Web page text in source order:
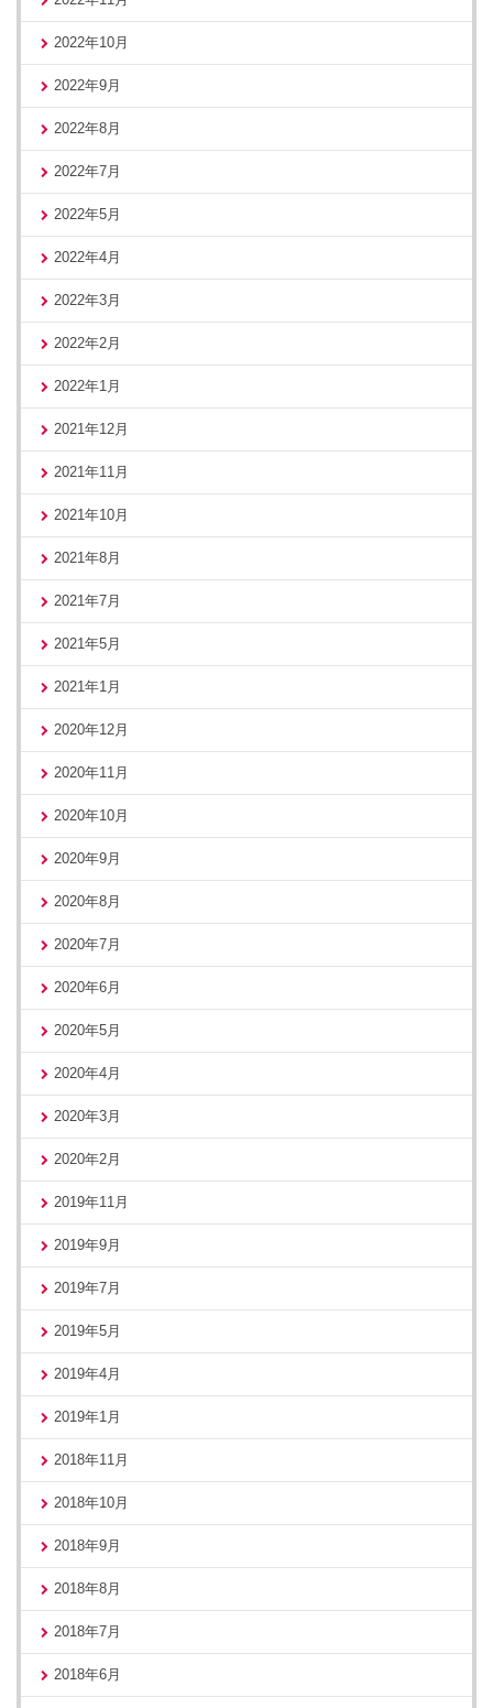
2022年10月
2022年9月
2022年8月
2022年7月
2022年5月
2022年4月
2022年3月
2022年2月
2022年1月
2021年12月
2021年11月
2021年10月
2021年8月
2021年7月
2021年5月
2021年1月
2020年12月
2020年11月
2020年10月
2020年9月
2020年8月
2020年7月
2020年6月
2020年5月
2020年4月
2020年3月
2020年2月
2019年11月
2019年9月
2019年7月
2019年5月
2019年4月
2019年1月
2018年11月
2018年10月
2018年9月
2018年8月
2018年7月
2018年6月